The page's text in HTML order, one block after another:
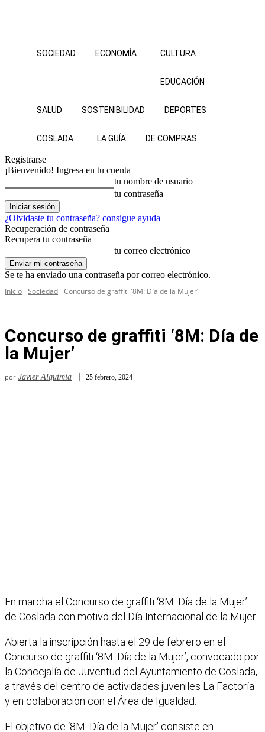
SOCIEDAD ECONOMÍA CULTURA
EDUCACIÓN
SALUD SOSTENIBILIDAD DEPORTES
COSLADA LA GUÍA DE COMPRAS
Registrarse
¡Bienvenido! Ingresa en tu cuenta
tu nombre de usuario
tu contraseña
¿Olvidaste tu contraseña? consigue ayuda
Recuperación de contraseña
Recupera tu contraseña
tu correo electrónico
Se te ha enviado una contraseña por correo electrónico.
Inicio Sociedad Concurso de graffiti '8M: Día de la Mujer’
Concurso de graffiti ‘8M: Día de
la Mujer’
por Javier Alquimia 25 febrero, 2024
En marcha el Concurso de graffiti ‘8M: Día de la Mujer’
de Coslada con motivo del Día Internacional de la Mujer.
Abierta la inscripción hasta el 29 de febrero en el
Concurso de graffiti ‘8M: Día de la Mujer’, convocado por
la Concejalía de Juventud del Ayuntamiento de Coslada,
a través del centro de actividades juveniles La Factoría
y en colaboración con el Área de Igualdad.
El objetivo de ‘8M: Día de la Mujer’ consiste en